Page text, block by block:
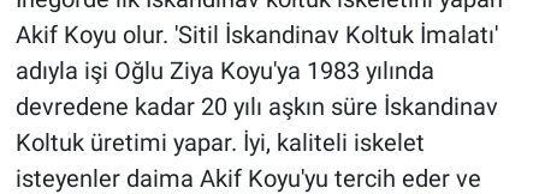
Akif Koyu olur. 'Sitil İskandinav Koltuk İmalatı'
adıyla işi Oğlu Ziya Koyu'ya 1983 yılında
devredene kadar 20 yılı aşkın süre İskandinav
Koltuk üretimi yapar. İyi, kaliteli iskelet
isteyenler daima Akif Koyu'yu tercih eder ve